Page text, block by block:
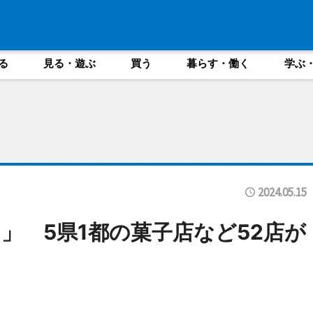
見る・遊ぶ 買う 暮らす・働く 学ぶ
2024.05.15
5県1都の菓子店など52店が